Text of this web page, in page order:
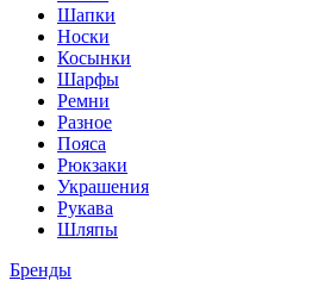
Шапки
Носки
Косынки
Шарфы
Ремни
Разное
Пояса
Рюкзаки
Украшения
Рукава
Шляпы
Бренды